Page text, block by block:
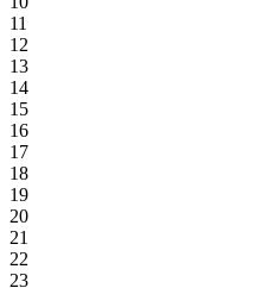
11
12
13
14
15
16
17
18
19
20
21
22
23